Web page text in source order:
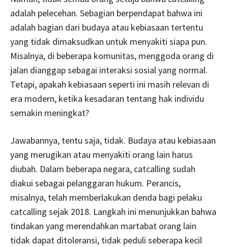
adalah pelecehan. Sebagian berpendapat bahwa ini
adalah bagian dari budaya atau kebiasaan tertentu
yang tidak dimaksudkan untuk menyakiti siapa pun.
Misalnya, di beberapa komunitas, menggoda orang di
jalan dianggap sebagai interaksi sosial yang normal.
Tetapi, apakah kebiasaan seperti ini masih relevan di
era modern, ketika kesadaran tentang hak individu
semakin meningkat?
Jawabannya, tentu saja, tidak. Budaya atau kebiasaan
yang merugikan atau menyakiti orang lain harus
diubah. Dalam beberapa negara, catcalling sudah
diakui sebagai pelanggaran hukum. Perancis,
misalnya, telah memberlakukan denda bagi pelaku
catcalling sejak 2018. Langkah ini menunjukkan bahwa
tindakan yang merendahkan martabat orang lain
tidak dapat ditoleransi, tidak peduli seberapa kecil